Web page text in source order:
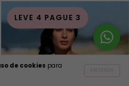
de cookies para
LEVE 4 PAGUE 3